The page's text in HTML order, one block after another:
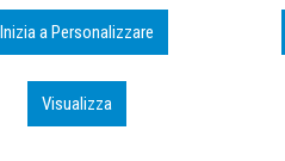
Personalizza
Visualizza